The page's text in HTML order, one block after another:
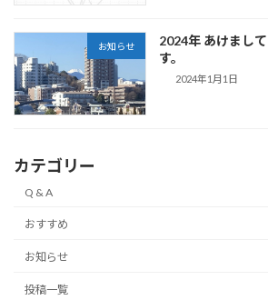
お知らせ
2024年 あけまし
す。
2024年1月1日
カテゴリー
Q & A
おすすめ
お知らせ
投稿一覧